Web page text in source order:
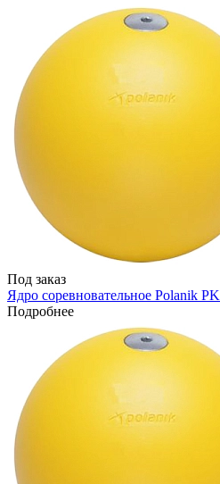
Под заказ
Ядро соревновательное Polanik PK
Подробнее